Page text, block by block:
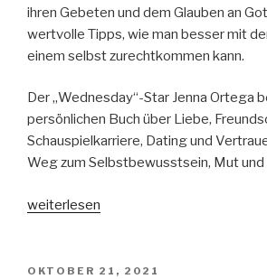
ihren Gebeten und dem Glauben an
wertvolle Tipps, wie man besser mit
einem selbst zurechtkommen kann.
Der „Wednesday“-Star Jenna Ortega
persönlichen Buch über Liebe,
Schauspielkarriere, Dating und
Weg zum Selbstbewusstsein, Mut und
„Jenna
´s
weiterlesen
VERÖFFENTLICHT
OKTOBER 21, 2021